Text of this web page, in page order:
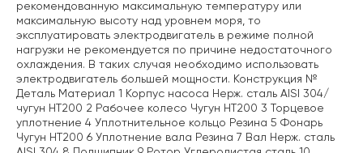
рекомендованную максимальную температуру или
максимальную высоту над уровнем моря, то
эксплуатировать электродвигатель в режиме полной
нагрузки не рекомендуется по причине недостаточного
охлаждения. В таких случая необходимо использовать
электродвигатель большей мощности. Конструкция №
Деталь Материал 1 Корпус насоса Нерж. сталь AISI 304/
чугун НТ200 2 Рабочее колесо Чугун НТ200 3 Торцевое
уплотнение 4 Уплотнительное кольцо Резина 5 Фонарь
Чугун НТ200 6 Уплотнение вала Резина 7 Вал Нерж. сталь